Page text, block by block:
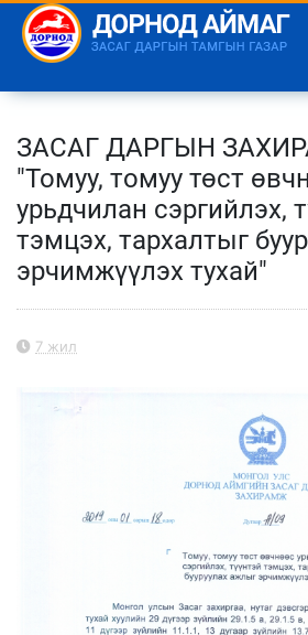
ЗАСАГ ДАРГЫН
"Томуу, томуу төст
урьдчилан сэргийлэх,
тэмцэх, тархалтыг
эрчимжүүлэх тухай"
7 жил